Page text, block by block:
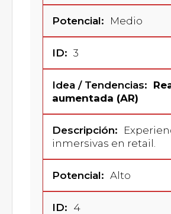
Medio
3
aumentada (AR)
inmersivas en retail.
Alto
4